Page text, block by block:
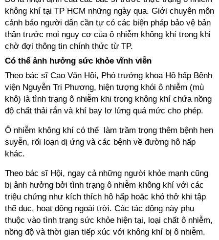
không khí tại TP HCM những ngày qua. Giới chuyên môn
cảnh báo người dân cần tự có các biện pháp bảo vệ bản
thân trước mọi nguy cơ của ô nhiễm không khí trong khi
chờ đợi thông tin chính thức từ TP.
Có thể ảnh hưởng sức khỏe vĩnh viễn
Theo bác sĩ Cao Văn Hội, Phó trưởng khoa Hô hấp Bệnh
viện Nguyễn Tri Phương, hiện tượng khói ô nhiễm (mù
khô) là tình trạng ô nhiễm khi trong không khí chứa nồng
độ chất thải rắn và khí bay lơ lửng quá mức cho phép.
Ô nhiễm không khí có thể làm trầm trọng thêm bệnh hen
suyễn, rối loạn dị ứng và các bệnh về đường hô hấp
khác.
Theo bác sĩ Hội, ngay cả những người khỏe mạnh cũng
bị ảnh hưởng bởi tình trạng ô nhiễm không khí với các
triệu chứng như kích thích hô hấp hoặc khó thở khi tập
thể dục, hoạt động ngoài trời. Các tác động này phụ
thuộc vào tình trạng sức khỏe hiện tại, loại chất ô nhiễm,
nồng độ và thời gian tiếp xúc với không khí bị ô nhiễm.